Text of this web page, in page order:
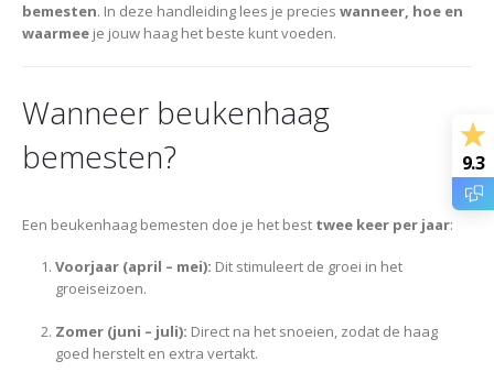
bemesten. In deze handleiding lees je precies wanneer, hoe en
waarmee je jouw haag het beste kunt voeden.
Wanneer beukenhaag
bemesten?
Een beukenhaag bemesten doe je het best twee keer per jaar:
Voorjaar (april – mei): Dit stimuleert de groei in het
groeiseizoen.
Zomer (juni – juli): Direct na het snoeien, zodat de haag
goed herstelt en extra vertakt.
9.3